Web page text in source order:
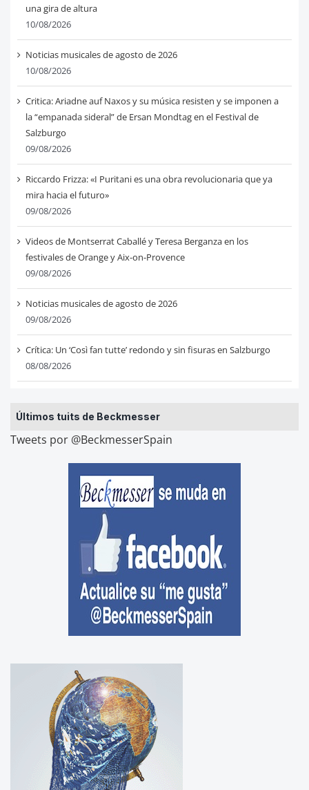
una gira de altura
10/08/2026
Noticias musicales de agosto de 2026
10/08/2026
Critica: Ariadne auf Naxos y su música resisten y se imponen a
la “empanada sideral” de Ersan Mondtag en el Festival de
Salzburgo
09/08/2026
Riccardo Frizza: «I Puritani es una obra revolucionaria que ya
mira hacia el futuro»
09/08/2026
Videos de Montserrat Caballé y Teresa Berganza en los
festivales de Orange y Aix-on-Provence
09/08/2026
Noticias musicales de agosto de 2026
09/08/2026
Crítica: Un ‘Così fan tutte’ redondo y sin fisuras en Salzburgo
08/08/2026
Últimos tuits de Beckmesser
Tweets por @BeckmesserSpain